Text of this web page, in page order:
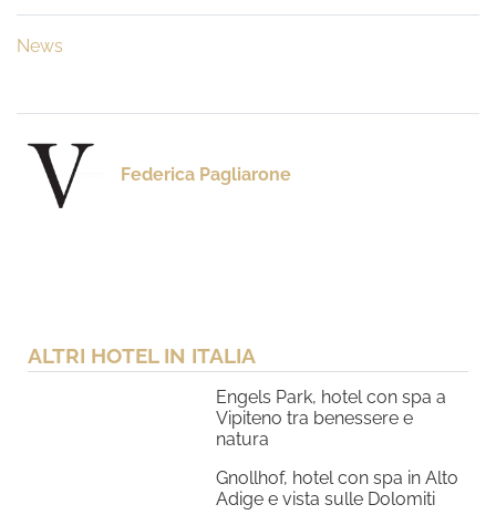
News
Federica Pagliarone
ALTRI HOTEL IN ITALIA
Engels Park, hotel con spa a
Vipiteno tra benessere e
natura
Gnollhof, hotel con spa in Alto
Adige e vista sulle Dolomiti